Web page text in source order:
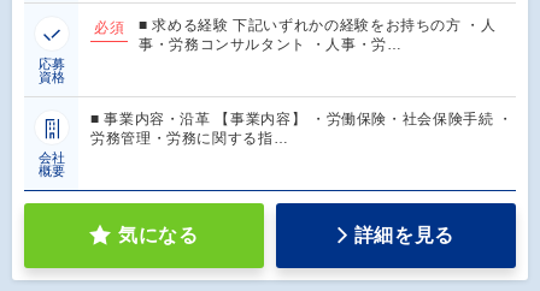
応募
資格
必須
■ 求める経験 下記いずれかの経験をお持ちの方 ・人
事・労務コンサルタント ・人事・労…
会社
概要
■ 事業内容・沿革 【事業内容】 ・労働保険・社会保険手続 ・
労務管理・労務に関する指…
気になる 詳細を見る